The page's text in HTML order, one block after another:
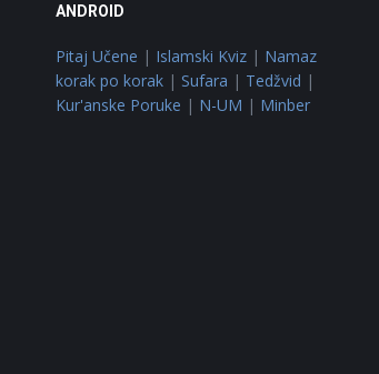
ANDROID
Pitaj Učene | Islamski Kviz| Namaz
korak po korak| Sufara | Tedžvid |
Kur'anske Poruke | N-UM | Minber